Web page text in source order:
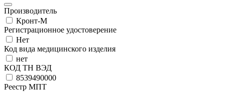
Производитель
Кронт-М
Регистрационное удостоверение
Нет
Код вида медицинского изделия
нет
КОД ТН ВЭД
8539490000
Реестр МПТ